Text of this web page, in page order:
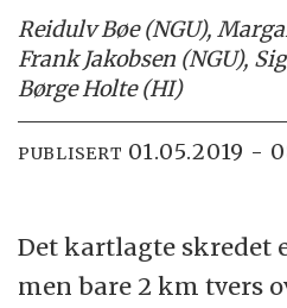
Reidulv Bøe (NGU),
Frank Jakobsen (NGU),
Børge Holte (HI)
PUBLISERT 01.05.2019 -
Det kartlagte skredet
men bare 2 km tvers